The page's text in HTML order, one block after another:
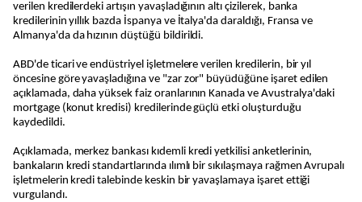
verilen kredilerdeki artışın yavaşladığının altı çizilerek, banka
kredilerinin yıllık bazda İspanya ve İtalya'da daraldığı, Fransa ve
Almanya'da da hızının düştüğü bildirildi.
ABD'de ticari ve endüstriyel işletmelere verilen kredilerin, bir yıl
öncesine göre yavaşladığına ve "zar zor" büyüdüğüne işaret edilen
açıklamada, daha yüksek faiz oranlarının Kanada ve Avustralya'daki
mortgage (konut kredisi) kredilerinde güçlü etki oluşturduğu
kaydedildi.
Açıklamada, merkez bankası kıdemli kredi yetkilisi anketlerinin,
bankaların kredi standartlarında ılımlı bir sıkılaşmaya rağmen Avrupalı
işletmelerin kredi talebinde keskin bir yavaşlamaya işaret ettiği
vurgulandı.